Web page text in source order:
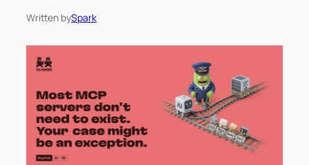
Written bySpark